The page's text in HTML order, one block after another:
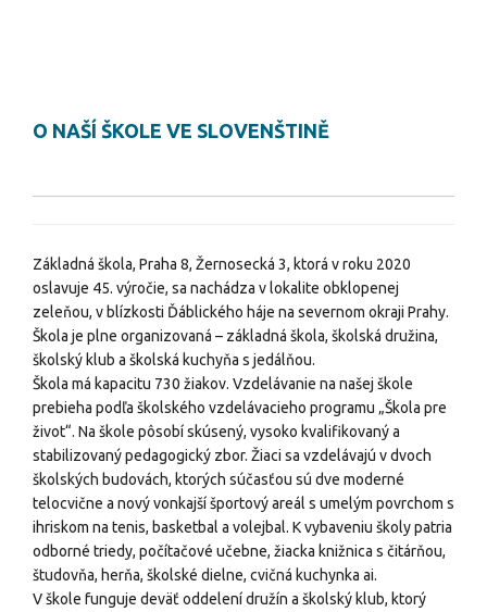
O NAŠÍ ŠKOLE VE SLOVENŠTINĚ
Základná škola, Praha 8, Žernosecká 3, ktorá v roku 2020
oslavuje 45. výročie, sa nachádza v lokalite obklopenej
zeleňou, v blízkosti Ďáblického háje na severnom okraji Prahy.
Škola je plne organizovaná – základná škola, školská družina,
školský klub a školská kuchyňa s jedálňou.
Škola má kapacitu 730 žiakov. Vzdelávanie na našej škole
prebieha podľa školského vzdelávacieho programu „Škola pre
život“. Na škole pôsobí skúsený, vysoko kvalifikovaný a
stabilizovaný pedagogický zbor. Žiaci sa vzdelávajú v dvoch
školských budovách, ktorých súčasťou sú dve moderné
telocvične a nový vonkajší športový areál s umelým povrchom s
ihriskom na tenis, basketbal a volejbal. K vybaveniu školy patria
odborné triedy, počítačové učebne, žiacka knižnica s čitárňou,
študovňa, herňa, školské dielne, cvičná kuchynka ai.
V škole funguje deväť oddelení družín a školský klub, ktorý